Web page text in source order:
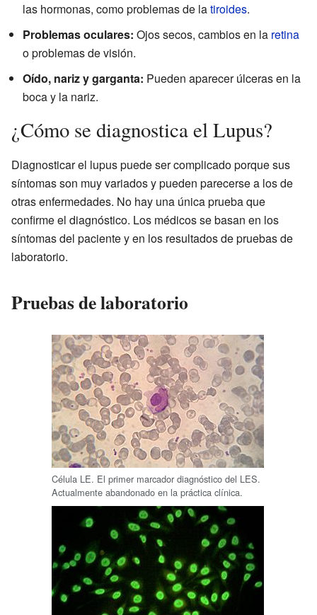
las hormonas, como problemas de latiroides.
Problemas oculares: Ojos secos, cambios en la retina
o problemas de visión.
Oído, nariz y garganta: Pueden aparecer úlceras en la
boca y la nariz.
¿Cómo se diagnostica el Lupus?
Diagnosticar el lupus puede ser complicado porque sus
síntomas son muy variados y pueden parecerse a los de
otras enfermedades. No hay una única prueba que
confirme el diagnóstico. Los médicos se basan en los
síntomas del paciente y en los resultados de pruebas de
laboratorio.
Pruebas de laboratorio
Célula LE. El primer marcador diagnóstico del LES.
Actualmente abandonado en la práctica clínica.